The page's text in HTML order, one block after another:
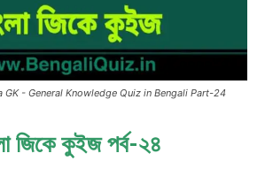
GK - General Knowledge Quiz in Bengali Part-24
জিকে কুইজ পর্ব-২৪